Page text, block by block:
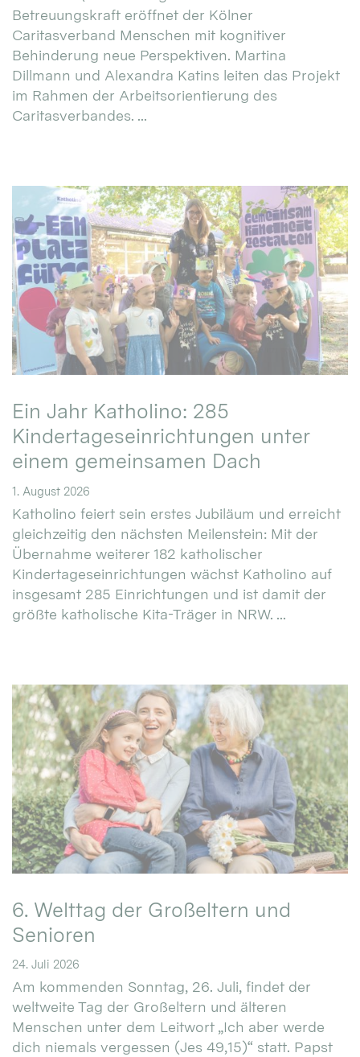
Betreuungskraft eröffnet der Kölner
Caritasverband Menschen mit kognitiver
Behinderung neue Perspektiven. Martina
Dillmann und Alexandra Katins leiten das Projekt
im Rahmen der Arbeitsorientierung des
Caritasverbandes. ...
Ein Jahr Katholino: 285
Kindertageseinrichtungen unter
einem gemeinsamen Dach
1. August 2026
Katholino feiert sein erstes Jubiläum und erreicht
gleichzeitig den nächsten Meilenstein: Mit der
Übernahme weiterer 182 katholischer
Kindertageseinrichtungen wächst Katholino auf
insgesamt 285 Einrichtungen und ist damit der
größte katholische Kita-Träger in NRW. ...
6. Welttag der Großeltern und
Senioren
24. Juli 2026
Am kommenden Sonntag, 26. Juli, findet der
weltweite Tag der Großeltern und älteren
Menschen unter dem Leitwort „Ich aber werde
dich niemals vergessen (Jes 49,15)“ statt. Papst